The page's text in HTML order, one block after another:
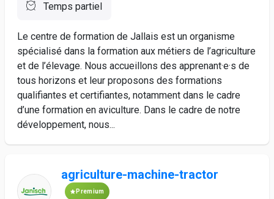
Temps partiel
Le centre de formation de Jallais est un organisme
spécialisé dans la formation aux métiers de l’agriculture
et de l’élevage. Nous accueillons des apprenant·e·s de
tous horizons et leur proposons des formations
qualifiantes et certifiantes, notamment dans le cadre
d’une formation en aviculture. Dans le cadre de notre
développement, nous...
agriculture-machine-tractor
Premium